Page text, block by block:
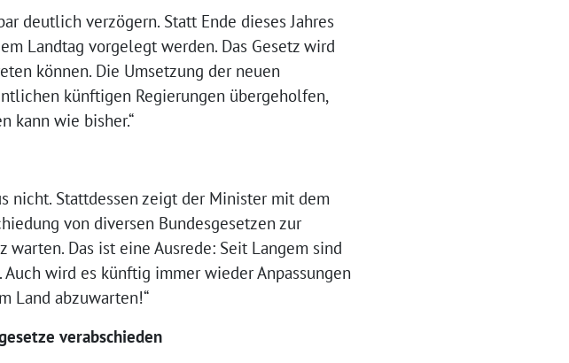
deutlich verzögern. Statt Ende dieses Jahres
Landtag vorgelegt werden. Das Gesetz wird
können. Die Umsetzung der neuen
künftigen Regierungen übergeholfen,
kann wie bisher.“
nicht. Stattdessen zeigt der Minister mit dem
von diversen Bundesgesetzen zur
Das ist eine Ausrede: Seit Langem sind
wird es künftig immer wieder Anpassungen
Land abzuwarten!“
verabschieden